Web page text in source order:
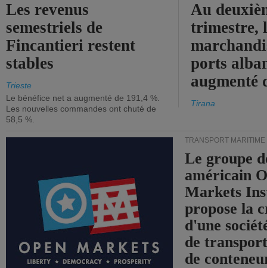
Les revenus
semestriels de
Fincantieri restent
stables
Trieste
Le bénéfice net a augmenté de 191,4 %.
Les nouvelles commandes ont chuté de
58,5 %.
Au
trimestre,
ports
augmenté
Tirana
TRANSPORT MARITIME
Le groupe
américain
Markets
propose la
d'une
de
de